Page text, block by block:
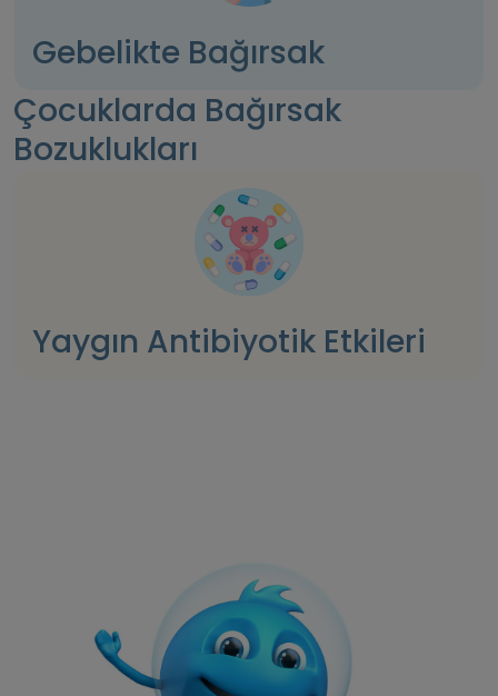
Gebelikte Bağırsak
Çocuklarda Bağırsak
Bozuklukları
Yaygın Antibiyotik Etkileri